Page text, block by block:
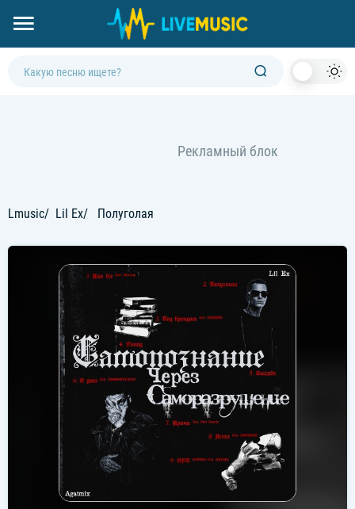
Lmusic Lil Ex Полуголая